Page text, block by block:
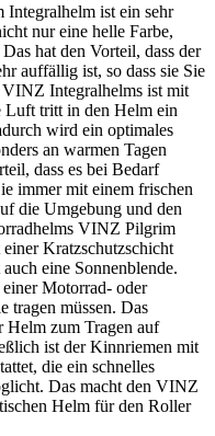
ist ein sehr
nur eine helle Farbe,
hat den Vorteil, dass der
auffällig ist, so dass sie Sie
Integralhelms ist mit
Luft tritt in den Helm ein
wird ein optimales
an warmen Tagen
dass es bei Bedarf
immer mit einem frischen
die Umgebung und den
VINZ Pilgrim
Kratzschutzschicht
eine Sonnenblende.
Motorrad- oder
tragen müssen. Das
Helm zum Tragen auf
ist der Kinnriemen mit
die ein schnelles
Das macht den VINZ
Helm für den Roller